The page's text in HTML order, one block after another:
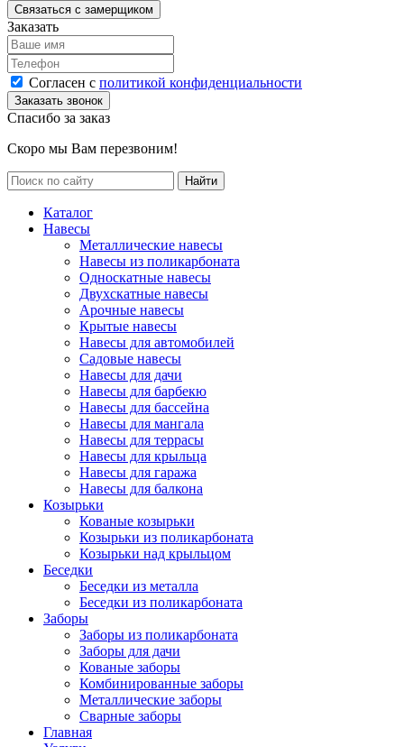
Заказать
Согласен с политикой конфиденциальности
Спасибо за заказ
Скоро мы Вам перезвоним!
Каталог
Навесы
Металлические навесы
Навесы из поликарбоната
Односкатные навесы
Двухскатные навесы
Арочные навесы
Крытые навесы
Навесы для автомобилей
Садовые навесы
Навесы для дачи
Навесы для барбекю
Навесы для бассейна
Навесы для мангала
Навесы для террасы
Навесы для крыльца
Навесы для гаража
Навесы для балкона
Козырьки
Кованые козырьки
Козырьки из поликарбоната
Козырьки над крыльцом
Беседки
Беседки из металла
Беседки из поликарбоната
Заборы
Заборы из поликарбоната
Заборы для дачи
Кованые заборы
Комбинированные заборы
Металлические заборы
Сварные заборы
Главная